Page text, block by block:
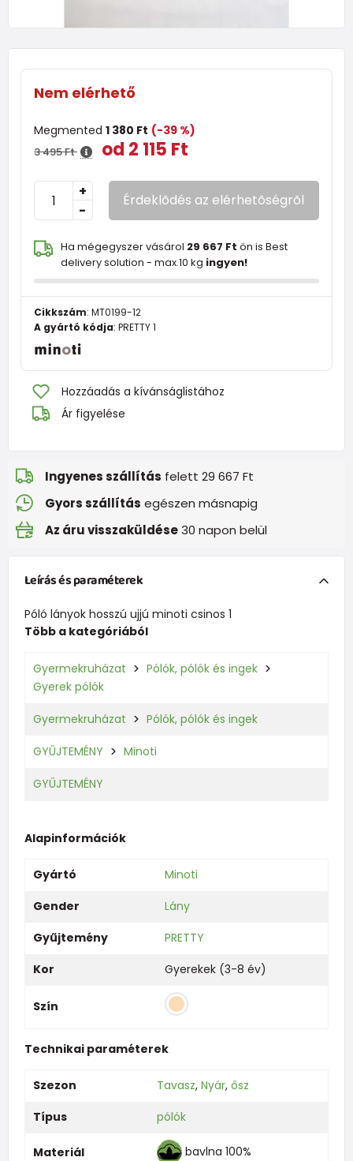
Nem elérhető
Megmented 1 380 Ft (-39 %)
3 495 Ft od 2 115 Ft
-
+ Érdeklõdés az elérhetõségrõl
Ha mégegyszer vásárol 29 667 Ft ön is Best
delivery solution - max.10 kg ingyen!
Cikkszám: MT0199-12
A gyártó kódja: PRETTY 1
Hozzáadás a kívánságlistához
Ár figyelése
Ingyenes szállítás felett 29 667 Ft
Gyors szállítás egészen másnapig
Az áru visszaküldése30 napon belül
Leírás és paraméterek
Póló lányok hosszú ujjú minoti csinos 1
Több a kategóriából
Gyermekruházat
Pólók, pólók és ingek
Gyerek pólók
Gyermekruházat Pólók, pólók és ingek
GYŰJTEMÉNY Minoti
GYŰJTEMÉNY
Alapinformációk
Gyártó
Minoti
Gender
Lány
Gyűjtemény
PRETTY
Kor
Gyerekek (3-8 év)
Szín
Technikai paraméterek
Szezon Tavasz, Nyár, ősz
Típus
pólók
Materiál bavlna 100%